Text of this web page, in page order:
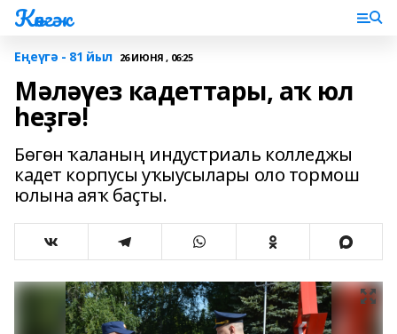
Көнгәк
Еңеүгә - 81 йыл 26 ИЮНЯ , 06:25
Мәләүез кадеттары, аҡ юл
һеҙгә!
Бөгөн ҡаланың индустриаль колледжы
кадет корпусы уҡыусылары оло тормош
юлына аяҡ баҫты.